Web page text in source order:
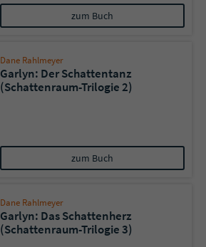
zum Buch
Dane Rahlmeyer
Garlyn: Der Schattentanz
(Schattenraum-Trilogie 2)
zum Buch
Dane Rahlmeyer
Garlyn: Das Schattenherz
(Schattenraum-Trilogie 3)